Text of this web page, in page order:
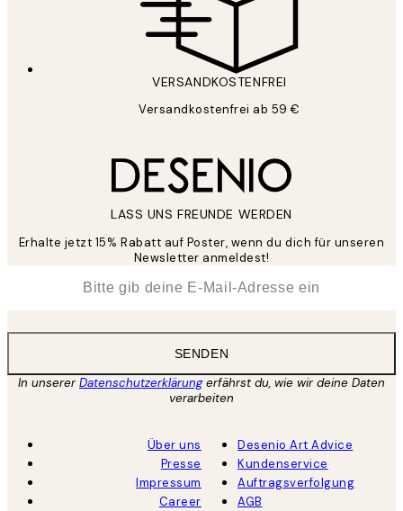
VERSANDKOSTENFREI
Versandkostenfrei ab 59 €
LASS UNS FREUNDE WERDEN
Erhalte jetzt 15% Rabatt auf Poster, wenn du dich für unseren
Newsletter anmeldest!
SENDEN
In unsererDatenschutzerklärungerfährst du, wie wir deine Daten
verarbeiten
Über uns
Presse
Impressum
Career
Desenio Art Advice
Kundenservice
Auftragsverfolgung
AGB